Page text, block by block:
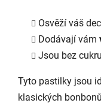
Osvěží váš
Dodávají vám
Jsou bez cukru
Tyto pastilky jsou
klasických